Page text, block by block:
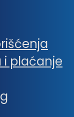
i plaćanje